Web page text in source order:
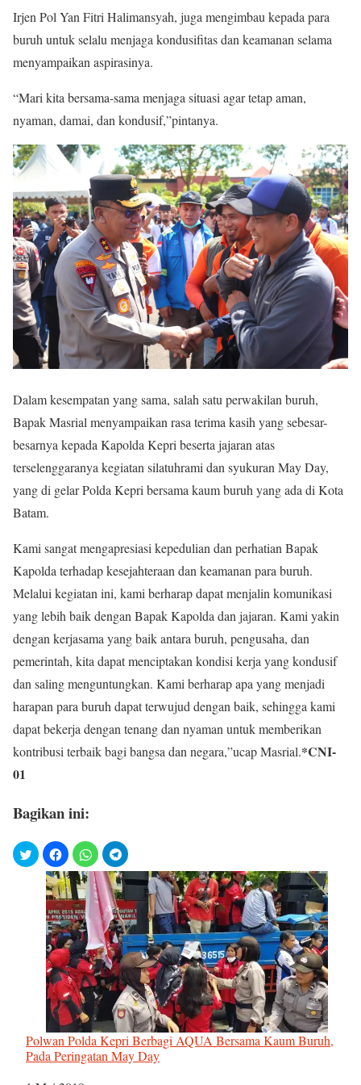
Irjen Pol Yan Fitri Halimansyah, juga mengimbau kepada para
buruh untuk selalu menjaga kondusifitas dan keamanan selama
menyampaikan aspirasinya.
“Mari kita bersama-sama menjaga situasi agar tetap aman,
nyaman, damai, dan kondusif,”pintanya.
Dalam kesempatan yang sama, salah satu perwakilan buruh,
Bapak Masrial menyampaikan rasa terima kasih yang sebesar-
besarnya kepada Kapolda Kepri beserta jajaran atas
terselenggaranya kegiatan silatuhrami dan syukuran May Day,
yang di gelar Polda Kepri bersama kaum buruh yang ada di Kota
Batam.
Kami sangat mengapresiasi kepedulian dan perhatian Bapak
Kapolda terhadap kesejahteraan dan keamanan para buruh.
Melalui kegiatan ini, kami berharap dapat menjalin komunikasi
yang lebih baik dengan Bapak Kapolda dan jajaran. Kami yakin
dengan kerjasama yang baik antara buruh, pengusaha, dan
pemerintah, kita dapat menciptakan kondisi kerja yang kondusif
dan saling menguntungkan. Kami berharap apa yang menjadi
harapan para buruh dapat terwujud dengan baik, sehingga kami
dapat bekerja dengan tenang dan nyaman untuk memberikan
kontribusi terbaik bagi bangsa dan negara,”ucap Masrial.*CNI-
01
Bagikan ini:
Polwan Polda Kepri Berbagi AQUA Bersama Kaum Buruh,
Pada Peringatan May Day